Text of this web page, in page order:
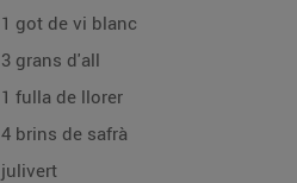
1 got de vi blanc
3 grans d'all
1 fulla de llorer
4 brins de safrà
julivert